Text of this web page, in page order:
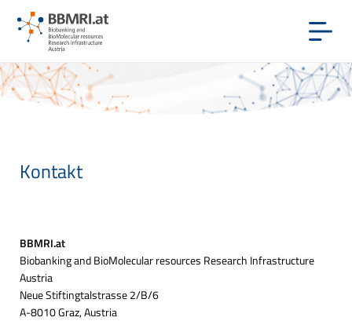
Kontakt
BBMRI.at
Biobanking and BioMolecular resources Research Infrastructure
Austria
Neue Stiftingtalstrasse 2/B/6
A-8010 Graz, Austria